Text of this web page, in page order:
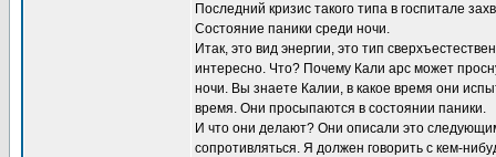
Последний кризис такого типа в госпитале
Состояние паники среди ночи.
Итак, это вид энергии, это тип
интересно. Что? Почему Кали арс может
ночи. Вы знаете Калии, в какое время они
время. Они просыпаются в состоянии паники.
И что они делают? Они описали это
сопротивляться. Я должен говорить с кем-